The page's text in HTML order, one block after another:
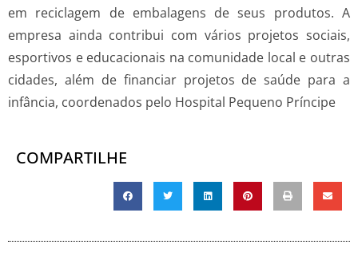
em reciclagem de embalagens de seus produtos. A
empresa ainda contribui com vários projetos sociais,
esportivos e educacionais na comunidade local e outras
cidades, além de financiar projetos de saúde para a
infância, coordenados pelo Hospital Pequeno Príncipe
COMPARTILHE